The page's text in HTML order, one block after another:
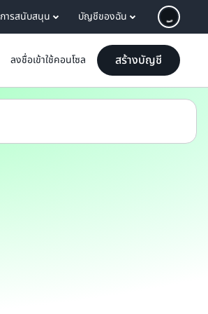
การสนับสนุน บัญชีของฉัน
ลงชื่อเข้าใช้คอนโซล สร้างบัญชี